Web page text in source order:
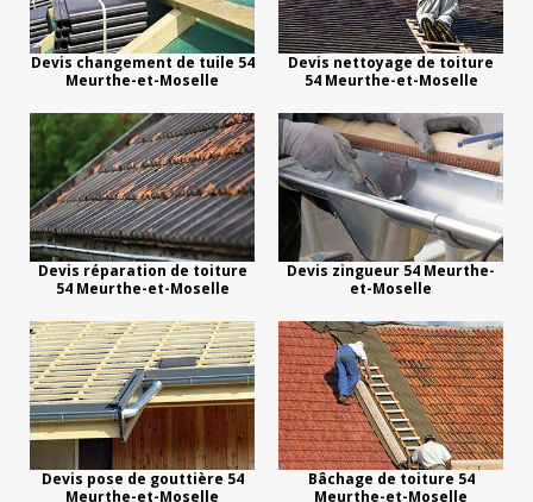
Devis changement de tuile 54
Meurthe-et-Moselle
Devis nettoyage de toiture
54 Meurthe-et-Moselle
Devis réparation de toiture
54 Meurthe-et-Moselle
Devis zingueur 54 Meurthe-
et-Moselle
Devis pose de gouttière 54
Meurthe-et-Moselle
Bâchage de toiture 54
Meurthe-et-Moselle